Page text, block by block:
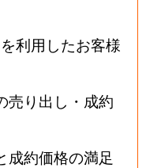
利用したお客様
売り出し・成約
成約価格の満足